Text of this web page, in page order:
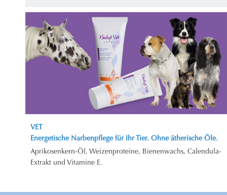
VET
Energetische Narbenpflege für Ihr Tier. Ohne ätherische Öle.
Aprikosenkern-Öl, Weizenproteine, Bienenwachs, Calendula-
Extrakt und Vitamine E.